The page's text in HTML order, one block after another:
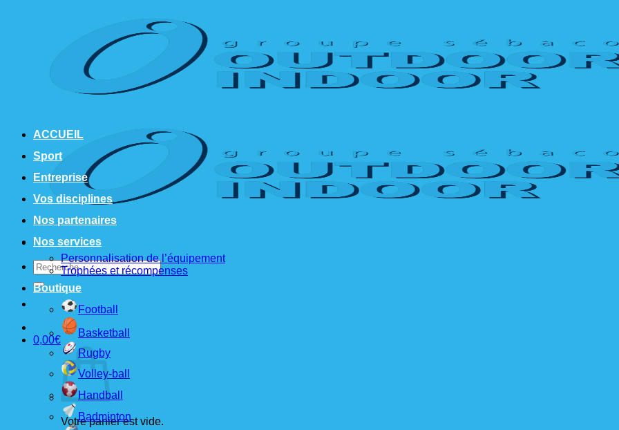
Recherche
pour :
0,00€
Votre panier est vide.
ACCUEIL
Sport
Entreprise
Vos disciplines
Nos partenaires
Nos services
Personnalisation de l’équipement
Trophées et récompenses
Boutique
Football
Basketball
Rugby
Volley-ball
Handball
Badminton